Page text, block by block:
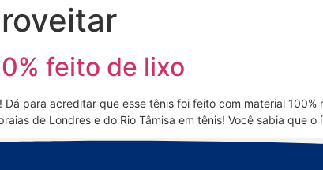
feito de lixo
Dá para acreditar que esse tênis foi feito com material
de Londres e do Rio Tâmisa em tênis! Você sabia que